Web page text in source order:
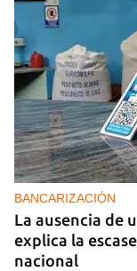
BANCARIZACIÓN
La ausencia de
explica la
nacional